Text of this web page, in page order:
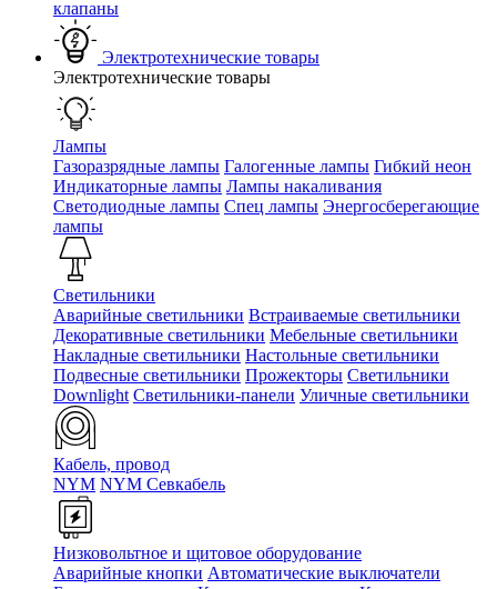
клапаны
Электротехнические товары
Электротехнические товары
Лампы
Газоразрядные лампы Галогенные лампы Гибкий неон
Индикаторные лампы Лампы накаливания
Светодиодные лампы Спец лампы Энергосберегающие
лампы
Светильники
Аварийные светильники Встраиваемые светильники
Декоративные светильники Мебельные светильники
Накладные светильники Настольные светильники
Подвесные светильники Прожекторы Светильники
Downlight Светильники-панели Уличные светильники
Кабель, провод
NYM NYM Севкабель
Низковольтное и щитовое оборудование
Аварийные кнопки Автоматические выключатели